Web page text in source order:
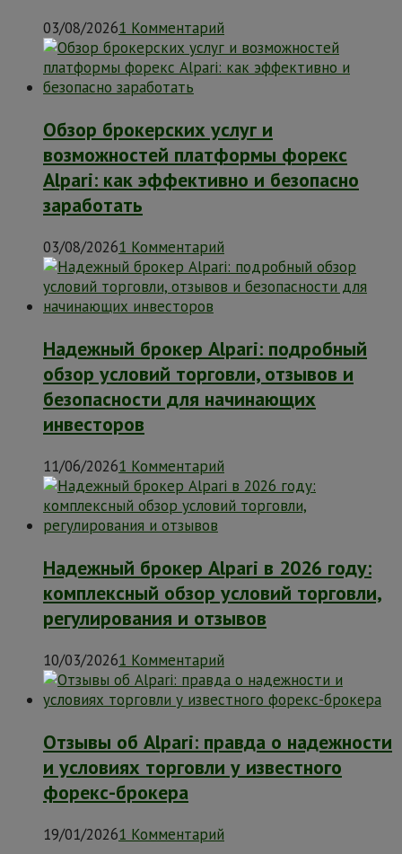
03/08/20261 Комментарий
Обзор брокерских услуг и
возможностей платформы форекс
Alpari: как эффективно и безопасно
заработать
03/08/20261 Комментарий
Надежный брокер Alpari: подробный
обзор условий торговли, отзывов и
безопасности для начинающих
инвесторов
11/06/20261 Комментарий
Надежный брокер Alpari в 2026 году:
комплексный обзор условий торговли,
регулирования и отзывов
10/03/20261 Комментарий
Отзывы об Alpari: правда о надежности
и условиях торговли у известного
форекс-брокера
19/01/20261 Комментарий